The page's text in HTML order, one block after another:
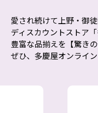
愛され続けて上野・御
ディスカウントストア
豊富な品揃えを【驚き
ぜひ、多慶屋オンライ